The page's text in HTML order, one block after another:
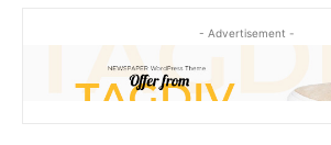
- Advertisement -